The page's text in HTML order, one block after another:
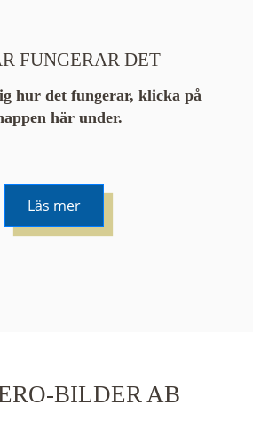
FUNGERAR DET
hur det fungerar, klicka på
här under.
Läs mer
BILDER AB